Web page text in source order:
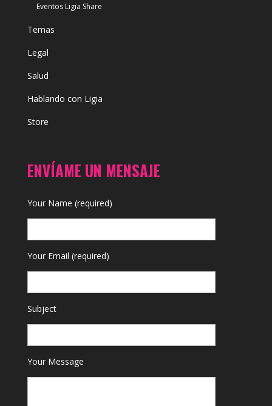
Eventos Ligia Share
Temas
Legal
Salud
Hablando con Ligia
Store
ENVÍAME UN MENSAJE
Your Name (required)
Your Email (required)
Subject
Your Message